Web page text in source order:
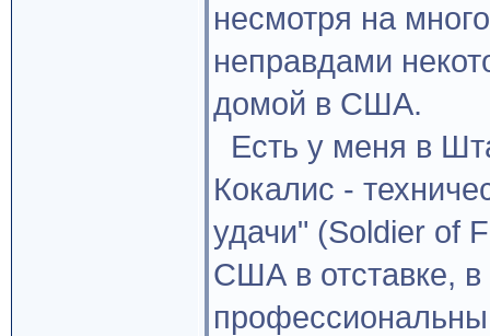
несмотря на
неправдами
домой в США.
Есть у меня в
Кокалис -
удачи" (Soldier of
США в отставке,